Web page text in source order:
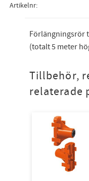
Artikelnr
Förlängningsrör
(totalt 5 meter
Tillbehör,
relaterade